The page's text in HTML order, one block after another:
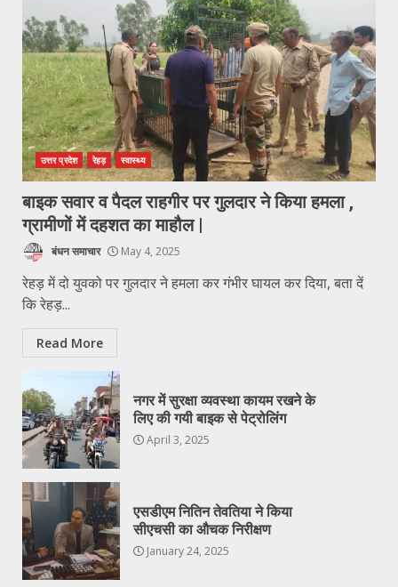
उत्तर प्रदेश रेहड़ स्वास्थ्य
बाइक सवार व पैदल राहगीर पर गुलदार ने किया हमला ,
ग्रामीणों में दहशत का माहौल |
बंधन समाचार May 4, 2025
रेहड़ में दो युवको पर गुलदार ने हमला कर गंभीर घायल कर दिया, बता दें
कि रेहड़...
Read More
नगर में सुरक्षा व्यवस्था कायम रखने के
लिए की गयी बाइक से पेट्रोलिंग
April 3, 2025
एसडीएम नितिन तेवतिया ने किया
सीएचसी का औचक निरीक्षण
January 24, 2025